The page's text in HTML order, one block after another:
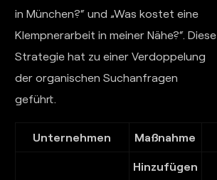
in München?“ und „Was kostet eine
Klempnerarbeit in meiner Nähe?“. Diese
Strategie hat zu einer Verdoppelung
der organischen Suchanfragen
geführt.
Unternehmen Maßnahme
Hinzufügen